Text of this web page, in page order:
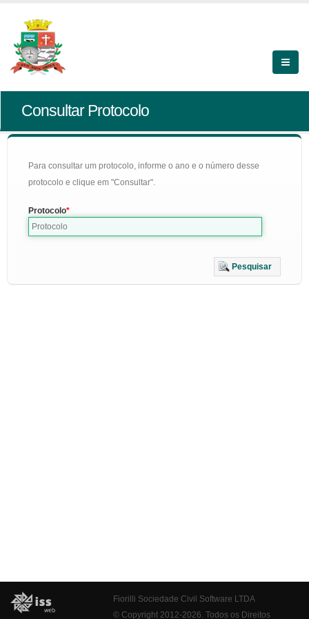
Consultar Protocolo
Para consultar um protocolo, informe o ano e o número desse
protocolo e clique em "Consultar".
Protocolo
Pesquisar
Fiorilli Sociedade Civil Software LTDA
© Copyright 2012-2026. Todos os Direitos